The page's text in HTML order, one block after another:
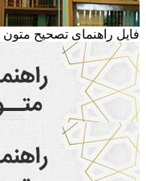
فایل راهنمای تصحیح متون